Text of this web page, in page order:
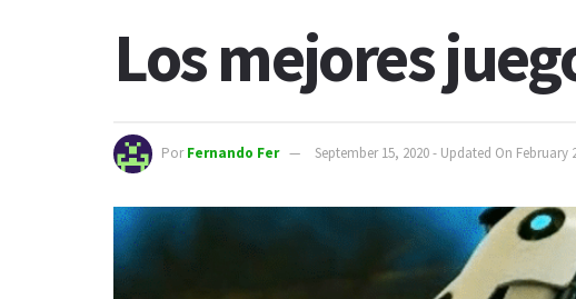
Los mejores
PorFernando Fer September 15, 2020 - Updated On February